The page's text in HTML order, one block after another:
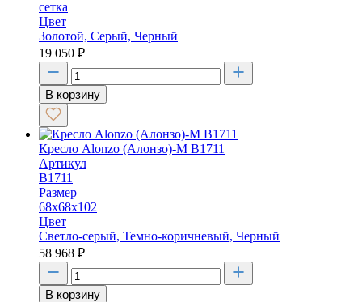
сетка
Цвет
Золотой, Серый, Черный
19 050 ₽
В корзину
Кресло Alonzo (Алонзо)-M В1711
Артикул
В1711
Размер
68х68х102
Цвет
Светло-серый, Темно-коричневый, Черный
58 968 ₽
В корзину